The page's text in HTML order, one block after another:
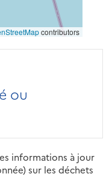
contributors
ou
informations à jour
sur les déchets